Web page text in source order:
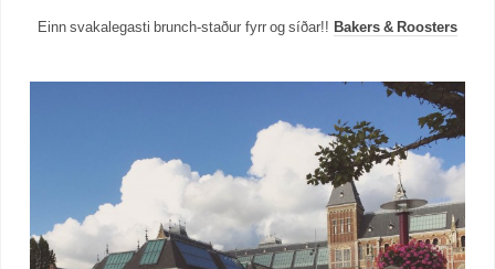
Einn svakalegasti brunch-staður fyrr og síðar!! Bakers & Roosters